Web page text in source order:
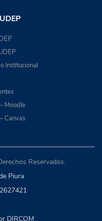
Institucional
Moodle
Canvas
Reservados.
Piura
DIRCOM